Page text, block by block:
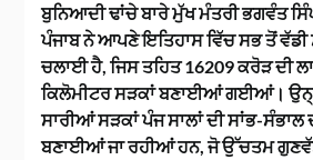
ਬੁਨਿਆਦੀ ਢਾਂਚੇ ਬਾਰੇ ਮੁੱਖ ਮੰਤਰੀ ਭਗਵੰਤ
ਪੰਜਾਬ ਨੇ ਆਪਣੇ ਇਤਿਹਾਸ ਵਿੱਚ ਸਭ ਤੋਂ ਵੱਡੀ
ਚਲਾਈ ਹੈ, ਜਿਸ ਤਹਿਤ 16209 ਕਰੋੜ ਦੀ
ਕਿਲੋਮੀਟਰ ਸੜਕਾਂ ਬਣਾਈਆਂ ਗਈਆਂ।
ਸਾਰੀਆਂ ਸੜਕਾਂ ਪੰਜ ਸਾਲਾਂ ਦੀ ਸਾਂਭ-ਸੰਭਾਲ
ਬਣਾਈਆਂ ਜਾ ਰਹੀਆਂ ਹਨ, ਜੋ ਉੱਚਤਮ